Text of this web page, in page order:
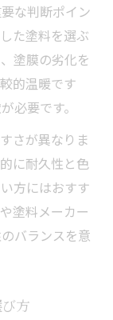
な判断ポイン
た塗料を選ぶ
塗膜の劣化を
的温暖です
必要です。
さが異なりま
に耐久性と色
方にはおすす
塗料メーカー
バランスを意
方